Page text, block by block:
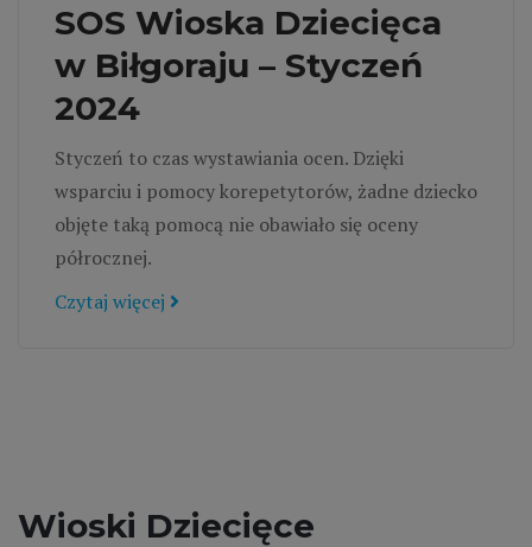
SOS Wioska Dziecięca
w Biłgoraju – Styczeń
2024
Styczeń to czas wystawiania ocen. Dzięki
wsparciu i pomocy korepetytorów, żadne dziecko
objęte taką pomocą nie obawiało się oceny
półrocznej.
Czytaj więcej
Wioski Dziecięce